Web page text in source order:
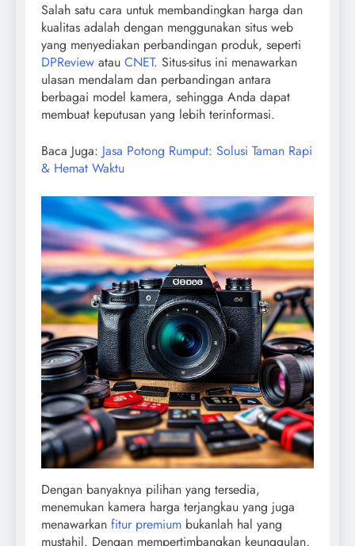
Salah satu cara untuk membandingkan harga dan
kualitas adalah dengan menggunakan situs web
yang menyediakan perbandingan produk, seperti
DPReview atau CNET. Situs-situs ini menawarkan
ulasan mendalam dan perbandingan antara
berbagai model kamera, sehingga Anda dapat
membuat keputusan yang lebih terinformasi.
Baca Juga: Jasa Potong Rumput: Solusi Taman Rapi
& Hemat Waktu
Dengan banyaknya pilihan yang tersedia,
menemukan kamera harga terjangkau yang juga
menawarkan fitur premium bukanlah hal yang
mustahil. Dengan mempertimbangkan keunggulan,